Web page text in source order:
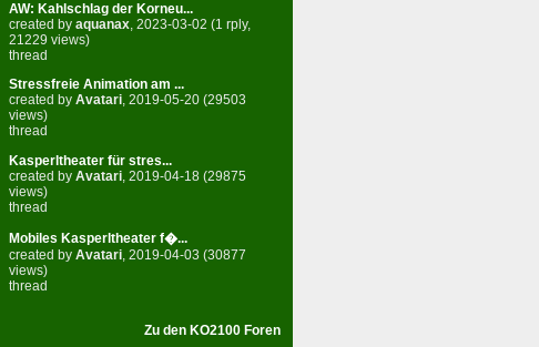
AW: Kahlschlag der Korneu...
created by aquanax, 2023-03-02 (1 rply,
21229 views)
thread
Stressfreie Animation am ...
created by Avatari, 2019-05-20 (29503
views)
thread
Kasperltheater für stres...
created by Avatari , 2019-04-18 (29875
views)
thread
Mobiles Kasperltheater f�...
created by Avatari , 2019-04-03 (30877
views)
thread
Zu den KO2100 Foren